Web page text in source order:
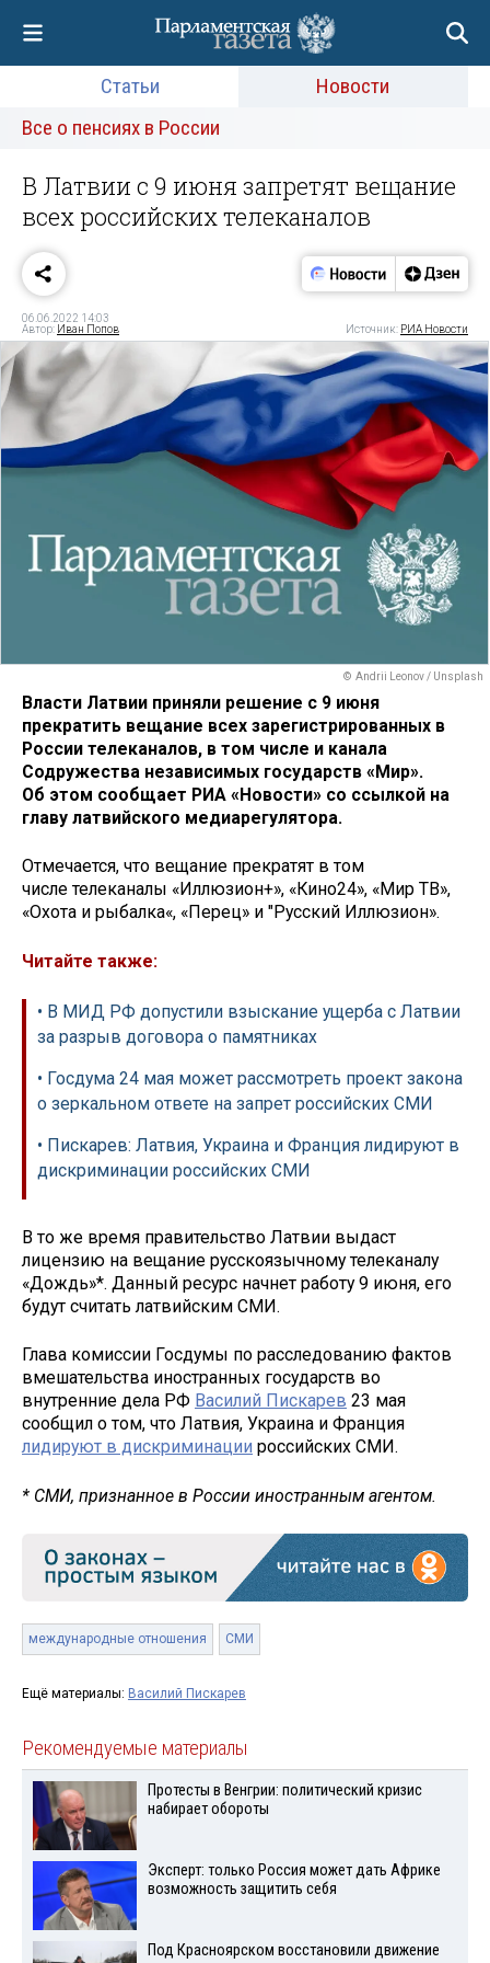
Статьи
Новости
Все о пенсиях в России
В Латвии с 9 июня запретят вещание
всех российских телеканалов
06.06.2022 14:03
Автор: Иван Попов Источник: РИА Новости
© Andrii Leonov / Unsplash
Власти Латвии приняли решение с 9 июня
прекратить вещание всех зарегистрированных в
России телеканалов, в том числе и канала
Содружества независимых государств «Мир».
Об этом сообщает РИА «Новости» со ссылкой на
главу латвийского медиарегулятора.
Отмечается, что вещание прекратят в том
числе телеканалы «Иллюзион+», «Кино24», «Мир ТВ»,
«Охота и рыбалка«, «Перец» и "Русский Иллюзион».
Читайте также:
• В МИД РФ допустили взыскание ущерба с Латвии
за разрыв договора о памятниках
• Госдума 24 мая может рассмотреть проект закона
о зеркальном ответе на запрет российских СМИ
• Пискарев: Латвия, Украина и Франция лидируют в
дискриминации российских СМИ
В то же время правительство Латвии выдаст
лицензию на вещание русскоязычному телеканалу
«Дождь»*. Данный ресурс начнет работу 9 июня, его
будут считать латвийским СМИ.
Глава комиссии Госдумы по расследованию фактов
вмешательства иностранных государств во
внутренние дела РФ Василий Пискарев 23 мая
сообщил о том, что Латвия, Украина и Франция
лидируют в дискриминации российских СМИ.
* СМИ, признанное в России иностранным агентом.
международные отношения СМИ
Ещё материалы: Василий Пискарев
Рекомендуемые материалы
Протесты в Венгрии: политический кризис
набирает обороты
Эксперт: только Россия может дать Африке
возможность защитить себя
Под Красноярском восстановили движение